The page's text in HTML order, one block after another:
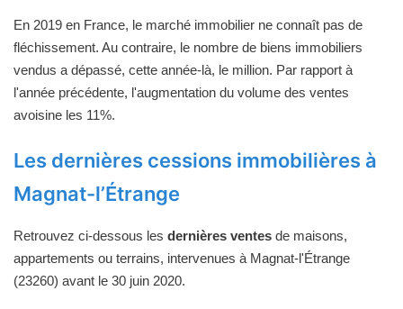
En 2019 en France, le marché immobilier ne connaît pas de
fléchissement. Au contraire, le nombre de biens immobiliers
vendus a dépassé, cette année-là, le million. Par rapport à
l'année précédente, l'augmentation du volume des ventes
avoisine les 11%.
Les dernières cessions immobilières à
Magnat-l’Étrange
Retrouvez ci-dessous les dernières ventes de maisons,
appartements ou terrains, intervenues à Magnat-l'Étrange
(23260) avant le 30 juin 2020.